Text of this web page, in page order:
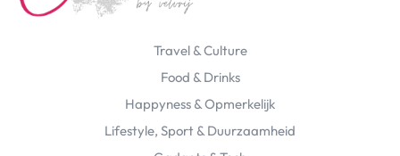
Travel & Culture
Food & Drinks
Happyness & Opmerkelijk
Lifestyle, Sport & Duurzaamheid